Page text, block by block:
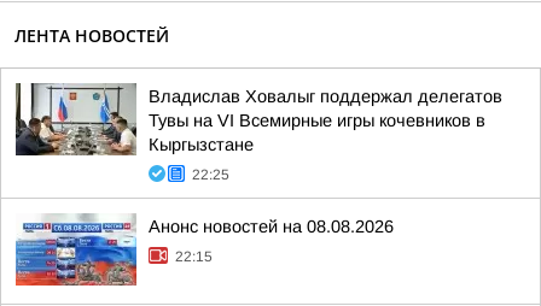
ЛЕНТА НОВОСТЕЙ
Владислав Ховалыг поддержал делегатов
Тувы на VI Всемирные игры кочевников в
Кыргызстане
22:25
Анонс новостей на 08.08.2026
22:15